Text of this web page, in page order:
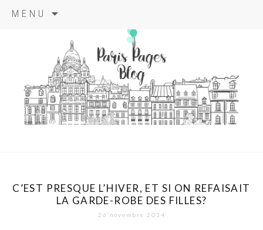
MENU
principal
paris pages
blog
C’EST PRESQUE L’HIVER, ET SI ON REFAISAIT
LA GARDE-ROBE DES FILLES?
26 novembre 2014